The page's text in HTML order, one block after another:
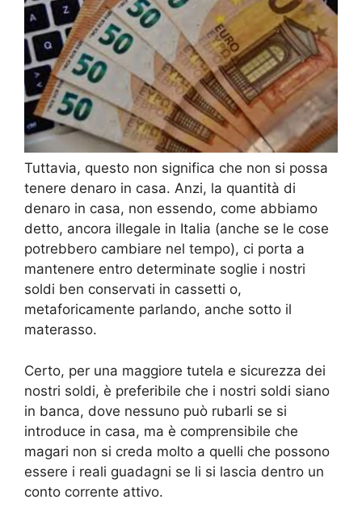
Tuttavia, questo non significa che non si possa
tenere denaro in casa. Anzi, la quantità di
denaro in casa, non essendo, come abbiamo
detto, ancora illegale in Italia (anche se le cose
potrebbero cambiare nel tempo), ci porta a
mantenere entro determinate soglie i nostri
soldi ben conservati in cassetti o,
metaforicamente parlando, anche sotto il
materasso.
Certo, per una maggiore tutela e sicurezza dei
nostri soldi, è preferibile che i nostri soldi siano
in banca, dove nessuno può rubarli se si
introduce in casa, ma è comprensibile che
magari non si creda molto a quelli che possono
essere i reali guadagni se li si lascia dentro un
conto corrente attivo.